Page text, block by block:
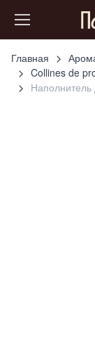
Главная
Collines de